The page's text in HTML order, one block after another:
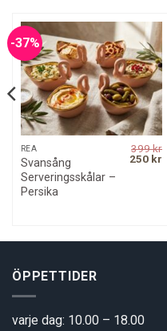
-37%
REA
Svansång
Serveringsskålar –
Persika
399kr
Original
250 kr
ÖPPETTIDER
varje dag: 10.00 – 18.00